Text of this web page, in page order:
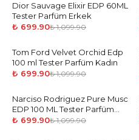
-36%
Dior Sauvage Elixir EDP 60ML
Tester Parfüm Erkek
₺ 699.90₺ 1,099.90
-36%
Tom Ford Velvet Orchid Edp
100 ml Tester Parfüm Kadın
₺ 699.90₺ 1,099.90
-36%
Narciso Rodriguez Pure Musc
EDP 100 ML Tester Parfüm
Kadın
₺ 699.90₺ 1,099.90